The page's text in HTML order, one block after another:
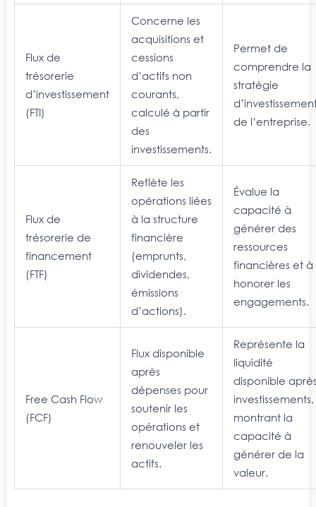
Flux de
trésorerie
d’investissement
(FTI)
Concerne les
acquisitions et
cessions
d’actifs non
courants,
calculé à partir
des
investissements.
Permet de
comprendre la
stratégie
de l’entreprise.
Flux de
trésorerie de
financement
(FTF)
Reflète les
opérations liées
à la structure
financière
(emprunts,
dividendes,
émissions
d’actions).
Évalue la
capacité à
générer des
ressources
financières et à
honorer les
engagements.
Free Cash Flow
(FCF)
Flux disponible
après
dépenses pour
soutenir les
opérations et
renouveler les
actifs.
Représente la
liquidité
disponible
investissements,
montrant la
capacité à
générer de la
valeur.